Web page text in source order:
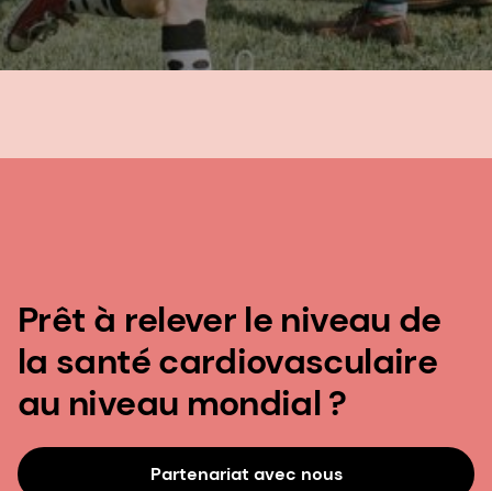
Prêt à relever le niveau de
la santé cardiovasculaire
au niveau mondial ?
Partenariat avec nous